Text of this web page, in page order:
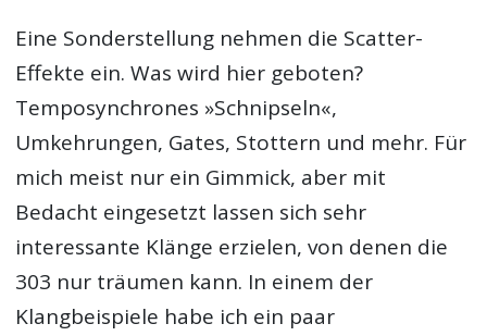
Eine Sonderstellung nehmen die Scatter-
Effekte ein. Was wird hier geboten?
Temposynchrones »Schnipseln«,
Umkehrungen, Gates, Stottern und mehr. Für
mich meist nur ein Gimmick, aber mit
Bedacht eingesetzt lassen sich sehr
interessante Klänge erzielen, von denen die
303 nur träumen kann. In einem der
Klangbeispiele habe ich ein paar